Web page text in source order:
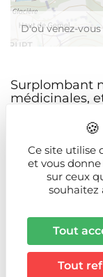
Surplombant
médicinales,
tomates de
vise à vous
Fabriquée
simplement
panneau
La vue sur la
forêt, est
Départs en
yourte.
Vente de
Ce site utilise
et vous
sur ceux
souhaitez
Tout
Tout